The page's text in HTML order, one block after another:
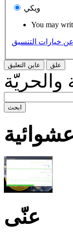
ويكي
You may
خيارات التنسيق
والحريّة
عنّى